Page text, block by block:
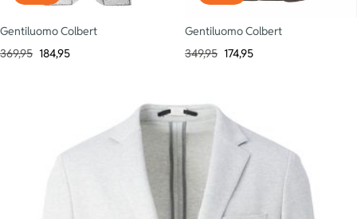
Gentiluomo Colbert
369,95 184,95
Gentiluomo Colbert
349,95 174,95